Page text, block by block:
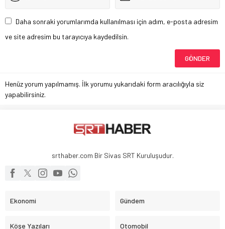
Daha sonraki yorumlarımda kullanılması için adım, e-posta adresim
ve site adresim bu tarayıcıya kaydedilsin.
Henüz yorum yapılmamış. İlk yorumu yukarıdaki form aracılığıyla siz
yapabilirsiniz.
srthaber.com Bir Sivas SRT Kuruluşudur.
Ekonomi Gündem
Köşe Yazıları Otomobil